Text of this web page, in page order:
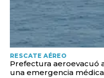
RESCATE AÉREO
Prefectura aeroevacuó
una emergencia